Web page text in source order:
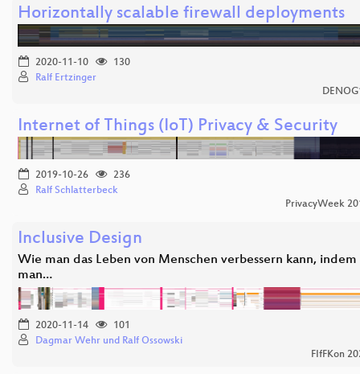
Horizontally scalable firewall deployments
2020-11-10
130
Ralf Ertzinger
Internet of Things (IoT) Privacy & Security
2019-10-26
236
Ralf Schlatterbeck
PrivacyWeek
Inclusive Design
Wie man das Leben von Menschen verbessern kann, indem
man…
2020-11-14
101
Dagmar Wehr und Ralf Ossowski
FIfFKon